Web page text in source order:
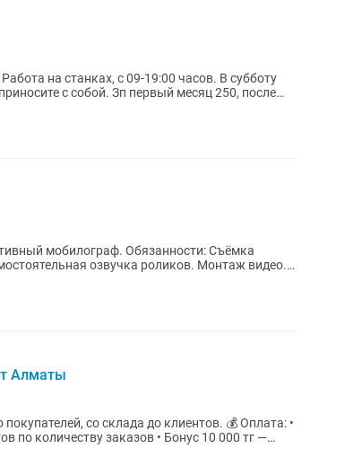
на станках, с 09-19:00 часов. В субботу
с собой. Зп первый месяц 250, после
Обязанности: Съёмка
Алматы
со склада до клиентов. 💰 Оплата: •
по количеству заказов • Бонус 10 000 тг —